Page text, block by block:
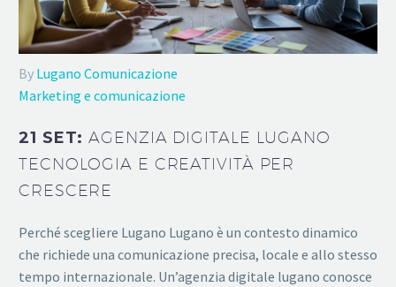
By Lugano Comunicazione
Marketing e comunicazione
21 SET:AGENZIA DIGITALE LUGANO
TECNOLOGIA E CREATIVITÀ PER
CRESCERE
Perché scegliere Lugano Lugano è un contesto dinamico
che richiede una comunicazione precisa, locale e allo stesso
tempo internazionale. Un’agenzia digitale lugano conosce